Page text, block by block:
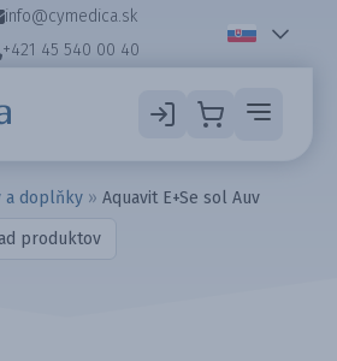
info@cymedica.sk
+421 45 540 00 40
a doplňky » Aquavit E+Se sol Auv
produktov